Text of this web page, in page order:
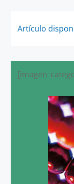
Artículo